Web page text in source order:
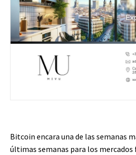
Bitcoin encara una de las semanas
últimas semanas para los mercados